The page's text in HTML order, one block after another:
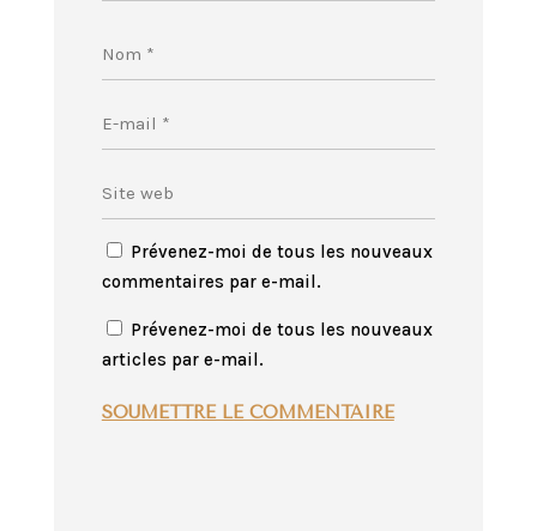
Prévenez-moi de tous les nouveaux
commentaires par e-mail.
Prévenez-moi de tous les nouveaux
articles par e-mail.
SOUMETTRE LE COMMENTAIRE